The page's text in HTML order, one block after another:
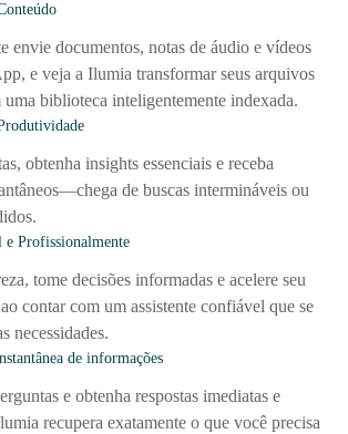
envie documentos, notas de áudio e vídeos
e veja a Ilumia transformar seus arquivos
uma biblioteca inteligentemente indexada.
obtenha insights essenciais e receba
de buscas intermináveis ou
e Profissionalmente
tome decisões informadas e acelere seu
contar com um assistente confiável que se
necessidades.
de informações
e obtenha respostas imediatas e
recupera exatamente o que você precisa